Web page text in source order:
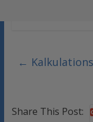
←
Share This Post: